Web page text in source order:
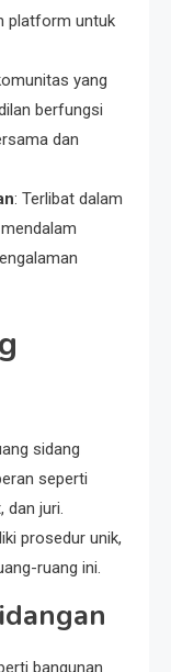
platform untuk
yang
berfungsi
dan
: Terlibat dalam
sidang
seperti
dan juri.
prosedur unik,
ruang ini.
bangunan